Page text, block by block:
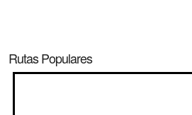
Rutas Populares